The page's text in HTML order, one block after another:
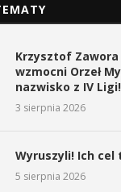
Krzysztof
wzmocni Orzeł
nazwisko z IV Ligi!
3 sierpnia 2026
Wyruszyli! Ich cel
5 sierpnia 2026